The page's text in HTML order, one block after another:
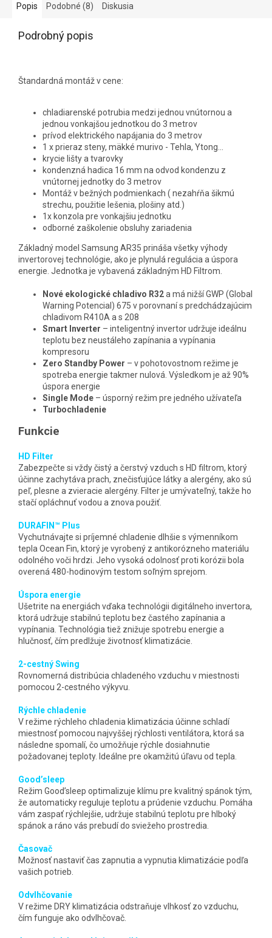
Popis Podobné (8) Diskusia
Podrobný popis
Štandardná montáž v cene:
chladiarenské potrubia medzi jednou vnútornou a
jednou vonkajšou jednotkou do 3 metrov
prívod elektrického napájania do 3 metrov
1 x prieraz steny, mäkké murivo - Tehla, Ytong...
krycie lišty a tvarovky
kondenzná hadica 16 mm na odvod kondenzu z
vnútornej jednotky do 3 metrov
Montáž v bežných podmienkach ( nezahŕňa šikmú
strechu, použitie lešenia, plošiny atd.)
1x konzola pre vonkajšiu jednotku
odborné zaškolenie obsluhy zariadenia
Základný model Samsung AR35 prináša všetky výhody
invertorovej technológie, ako je plynulá regulácia a úspora
energie. Jednotka je vybavená základným HD Filtrom.
Nové ekologické chladivo R32a má nižší GWP (Global
Warning Potencial) 675 v porovnaní s predchádzajúcim
chladivom R410A a s 208
Smart Inverter – inteligentný invertor udržuje ideálnu
teplotu bez neustáleho zapínania a vypínania
kompresoru
Zero Standby Power – v pohotovostnom režime je
spotreba energie takmer nulová. Výsledkom je až 90%
úspora energie
Single Mode – úsporný režim pre jedného užívateľa
Turbochladenie
Funkcie
HD Filter
Zabezpečte si vždy čistý a čerstvý vzduch s HD filtrom, ktorý
účinne zachytáva prach, znečisťujúce látky a alergény, ako sú
peľ, plesne a zvieracie alergény. Filter je umývateľný, takže ho
stačí opláchnuť vodou a znova použiť.
DURAFIN™ Plus
Vychutnávajte si príjemné chladenie dlhšie s výmenníkom
tepla Ocean Fin, ktorý je vyrobený z antikorózneho materiálu
odolného voči hrdzi. Jeho vysoká odolnosť proti korózii bola
overená 480-hodinovým testom soľným sprejom.
Úspora energie
Ušetrite na energiách vďaka technológii digitálneho invertora,
ktorá udržuje stabilnú teplotu bez častého zapínania a
vypínania. Technológia tiež znižuje spotrebu energie a
hlučnosť, čím predlžuje životnosť klimatizácie.
2-cestný Swing
Rovnomerná distribúcia chladeného vzduchu v miestnosti
pomocou 2-cestného výkyvu.
Rýchle chladenie
V režime rýchleho chladenia klimatizácia účinne schladí
miestnosť pomocou najvyššej rýchlosti ventilátora, ktorá sa
následne spomalí, čo umožňuje rýchle dosiahnutie
požadovanej teploty. Ideálne pre okamžitú úľavu od tepla.
Good’sleep
Režim Good’sleep optimalizuje klímu pre kvalitný spánok tým,
že automaticky reguluje teplotu a prúdenie vzduchu. Pomáha
vám zaspať rýchlejšie, udržuje stabilnú teplotu pre hlboký
spánok a ráno vás prebudí do sviežeho prostredia.
Časovač
Možnosť nastaviť čas zapnutia a vypnutia klimatizácie podľa
vašich potrieb.
Odvlhčovanie
V režime DRY klimatizácia odstraňuje vlhkosť zo vzduchu,
čím funguje ako odvlhčovač.